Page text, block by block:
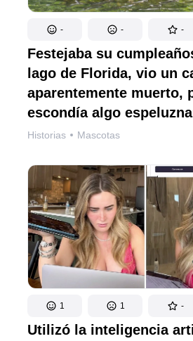
- - -
Festejaba su
lago de Florida, vio un
aparentemente muerto,
escondía algo
Historias Mascotas
1 1 -
Utilizó la inteligencia